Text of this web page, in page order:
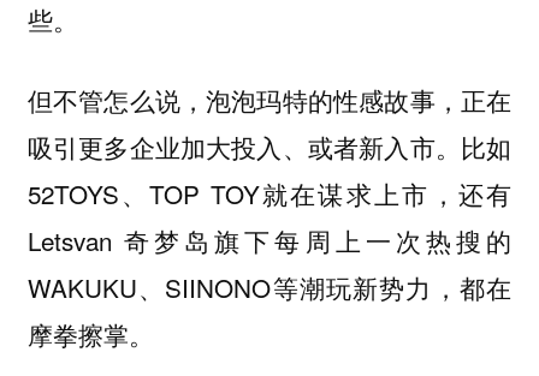
些。
但不管怎么说，泡泡玛特的性感故事，正在
吸引更多企业加大投入、或者新入市。比如
52TOYS、TOP TOY就在谋求上市，还有
Letsvan 奇梦岛旗下每周上一次热搜的
WAKUKU、SIINONO等潮玩新势力，都在
摩拳擦掌。